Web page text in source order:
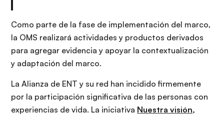
Como parte de la fase de implementación del marco,
la OMS realizará actividades y productos derivados
para agregar evidencia y apoyar la contextualización
y adaptación del marco.
La Alianza de ENT y su red han incidido firmemente
por la participación significativa de las personas con
experiencias de vida. La iniciativa Nuestra visión,